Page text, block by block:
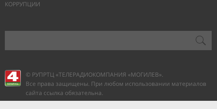
КОРРУПЦИИ
© РУПРТЦ «ТЕЛЕРАДИОКОМПАНИЯ «МОГИЛЕВ».
Все права защищены. При любом использовании материалов
сайта ссылка обязательна.